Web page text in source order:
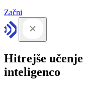
Začni
Hitrejše
inteligenco